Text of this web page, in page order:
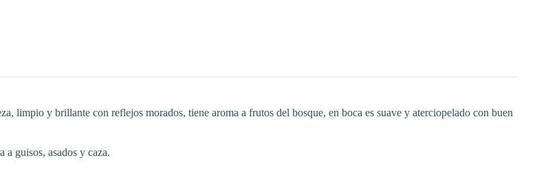
limpio y brillante con reflejos morados, tiene aroma a frutos del bosque, en boca es suave y aterciopelado con buen
a guisos, asados y caza.